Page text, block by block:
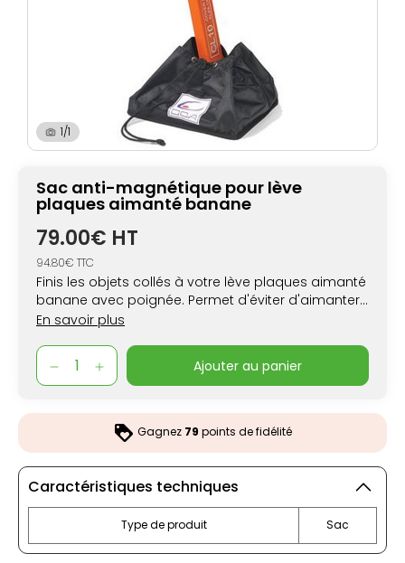
1/1
Sac anti-magnétique pour lève
plaques aimanté banane
79.00€ HT
94.80€ TTC
Finis les objets collés à votre lève plaques aimanté
banane avec poignée. Permet d'éviter d'aimanter
les objets métalliques. Facilite le transport et le
avec poignée.
En savoir plus
ajouter au panier
Gagnez 79 points de fidélité
Caractéristiques techniques
Type de produit Sac